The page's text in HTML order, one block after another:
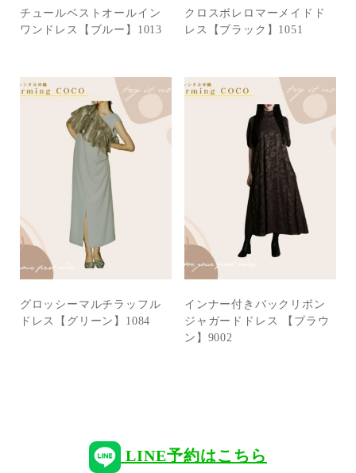
チュールベストオールイン
ワンドレス【ブルー】1013
クロスボレロマーメイドド
レス【ブラック】1051
グロッシーマルチラッフル
ドレス【グリーン】1084
インナー付きバックリボン
ジャガードドレス 【ブラウ
ン】9002
LINE予約はこちら